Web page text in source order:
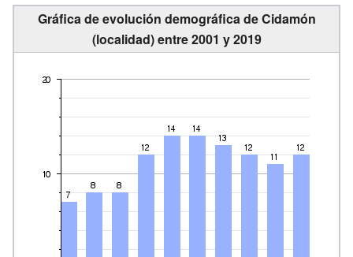
Gráfica de evolución demográfica de Cidamón
(localidad) entre 2001 y 2019